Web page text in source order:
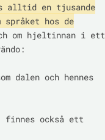
alltid en tjusande
hos de
om hjeltinnan i ett
dalen och hennes
finnes också ett